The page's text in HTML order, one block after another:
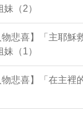
（2）
悲喜】「主耶穌
（1）
悲喜】「在主裡